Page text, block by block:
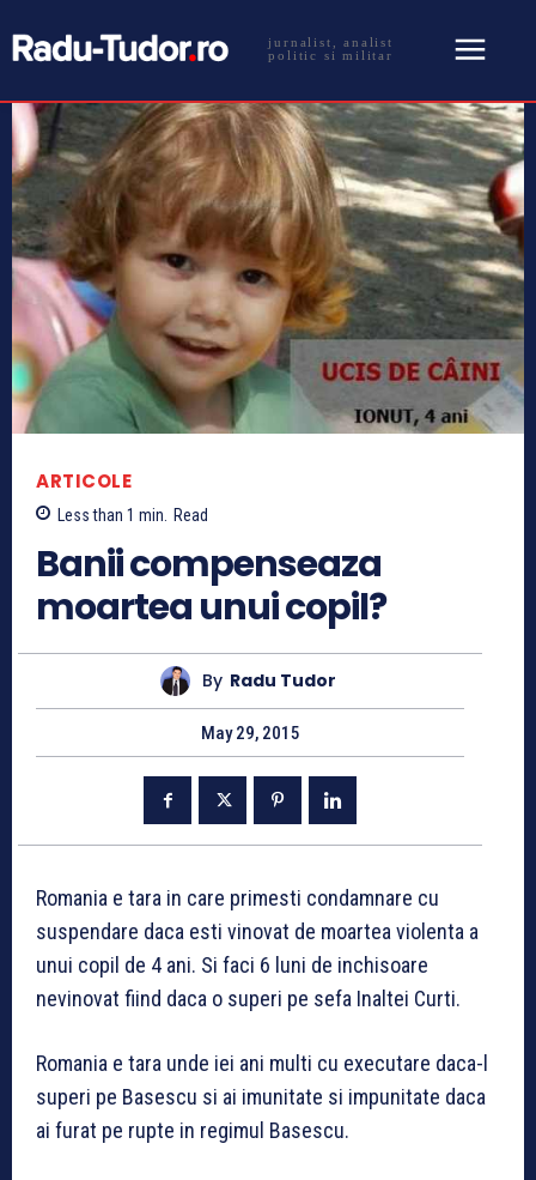
jurnalist, analist
politic si militar
ARTICOLE
Less than 1 min. Read
Banii compenseaza
moartea unui copil?
By Radu Tudor
May 29, 2015
Romania e tara in care primesti condamnare cu
suspendare daca esti vinovat de moartea violenta a
unui copil de 4 ani. Si faci 6 luni de inchisoare
nevinovat fiind daca o superi pe sefa Inaltei Curti.
Romania e tara unde iei ani multi cu executare daca-l
superi pe Basescu si ai imunitate si impunitate daca
ai furat pe rupte in regimul Basescu.